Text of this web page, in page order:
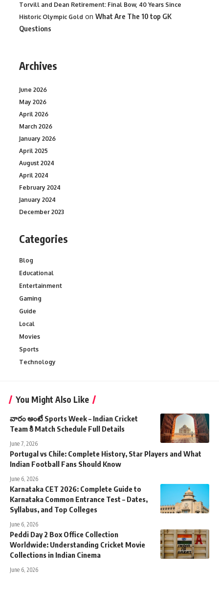
Torvill and Dean Retirement: Final Bow, 40 Years Since
Historic Olympic Gold on What Are The 10 top GK
Questions
Archives
June 2026
May 2026
April 2026
March 2026
January 2026
April 2025
August 2024
April 2024
February 2024
January 2024
December 2023
Categories
Blog
Educational
Entertainment
Gaming
Guide
Local
Movies
Sports
Technology
You Might Also Like
వారం అంటే Sports Week – Indian Cricket
Team కి Match Schedule Full Details
June 7, 2026
Portugal vs Chile: Complete History, Star Players and What
Indian Football Fans Should Know
June 6, 2026
Karnataka CET 2026: Complete Guide to
Karnataka Common Entrance Test – Dates,
Syllabus, and Top Colleges
June 6, 2026
Peddi Day 2 Box Office Collection
Worldwide: Understanding Cricket Movie
Collections in Indian Cinema
June 6, 2026